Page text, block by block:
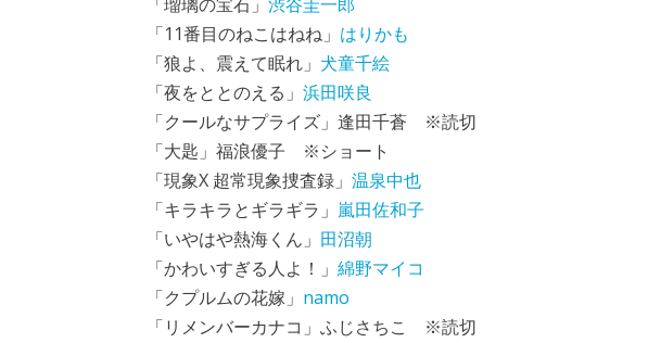
「11番目のねこはねね」 はりかも
「狼よ、震えて眠れ」 犬童千絵
「夜をととのえる」 浜田咲良
「クールなサプライズ」逢田千蒼 ※読切
「大匙」福浪優子 ※ショート
「現象X 超常現象捜査録」 温泉中也
「キラキラとギラギラ」 嵐田佐和子
「いやはや熱海くん」 田沼朝
「かわいすぎる人よ！」 綿野マイコ
「クプルムの花嫁」 namo
「リメンバーカナコ」ふじさちこ ※読切